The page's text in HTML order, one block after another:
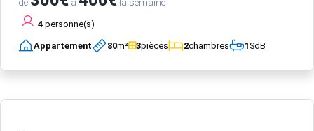
de à la semaine
4 personne(s)
Appartement 80m² 3pièces 2chambres 1SdB